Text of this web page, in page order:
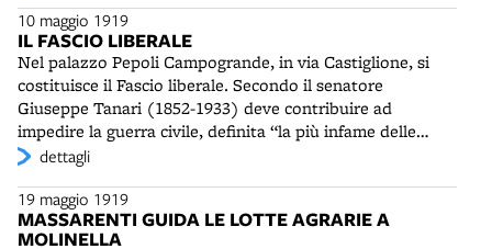
Arricchirà il giornale di firme prestigiose - da Croce a
Gentile, da Papini a Prezzolini - e terrà una linea
moderata, in polemica con la politica agraria del fascismo,
con qualche apertura ai socialisti. Dopo la strage di
palazzo d’Accursio del novembre 1920 verrà accusato
dall’“Assalto”, in mano ad Arpinati, di essere al soldo dei
socialisti. I fascisti lo chiameranno “il ruffiano di Cagoia”,
cioè di Nitti. Il 5 aprile 1921 dovrà dimettersi dalla
direzione del giornale e sarà bandito da Bologna. Andrà a
Milano a dirigere “Il Secolo”. Assieme a lui, gli industriali
10 maggio 1919
IL FASCIO LIBERALE
Nel palazzo Pepoli Campogrande, in via Castiglione, si
costituisce il Fascio liberale. Secondo il senatore
Giuseppe Tanari (1852-1933) deve contribuire ad
impedire la guerra civile, definita “la più infame delle
guerre”.
dettagli
19 maggio 1919
MASSARENTI GUIDA LE LOTTE AGRARIE A
MOLINELLA